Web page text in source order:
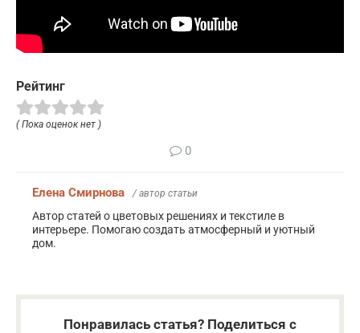
Рейтинг
( Пока оценок нет )
0
Елена Смирнова / автор статьи
Автор статей о цветовых решениях и текстиле в
интерьере. Помогаю создать атмосферный и уютный
дом.
Понравилась статья? Поделиться с